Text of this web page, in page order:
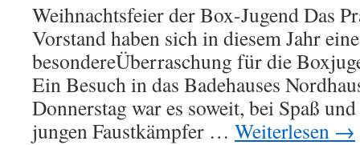
Weihnachtsfeier der Box-Jugend Das
Vorstand haben sich in diesem Jahr eine
besondereÜberraschung für die
Ein Besuch in das Badehauses
Donnerstag war es soweit, bei Spaß
jungen Faustkämpfer … Weiterlesen →